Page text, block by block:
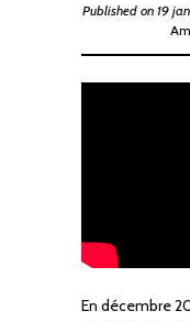
Published on 19
En décembre